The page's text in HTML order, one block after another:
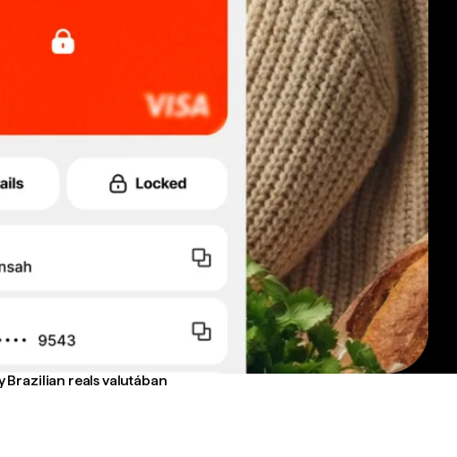
Brazilian reals valutában